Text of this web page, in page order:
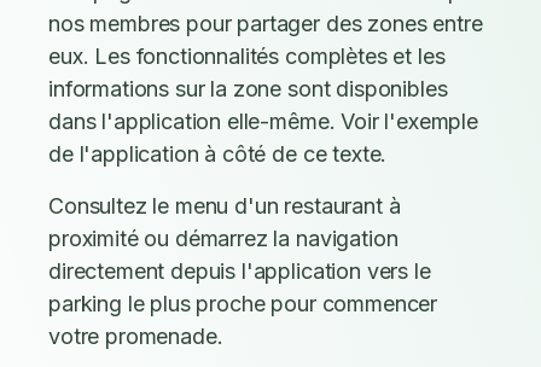
nos membres pour partager des zones entre
eux. Les fonctionnalités complètes et les
informations sur la zone sont disponibles
dans l'application elle-même. Voir l'exemple
de l'application à côté de ce texte.
Consultez le menu d'un restaurant à
proximité ou démarrez la navigation
directement depuis l'application vers le
parking le plus proche pour commencer
votre promenade.